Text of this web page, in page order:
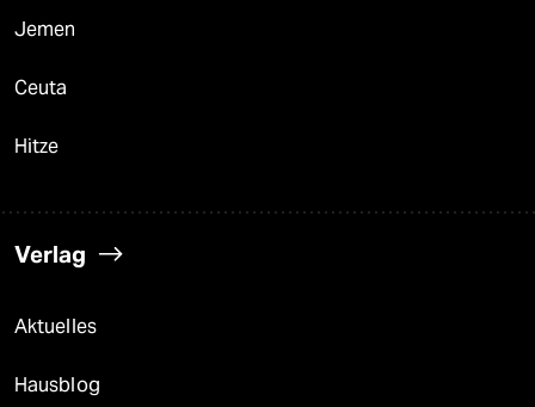
Jemen
Ceuta
Hitze
Verlag
Aktuelles
Hausblog